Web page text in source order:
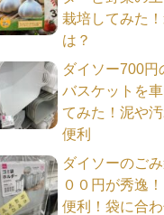
栽培してみた
は？
ダイソー700円
バスケットを
てみた！泥や
便利
ダイソーのご
００円が秀逸
便利！袋に合